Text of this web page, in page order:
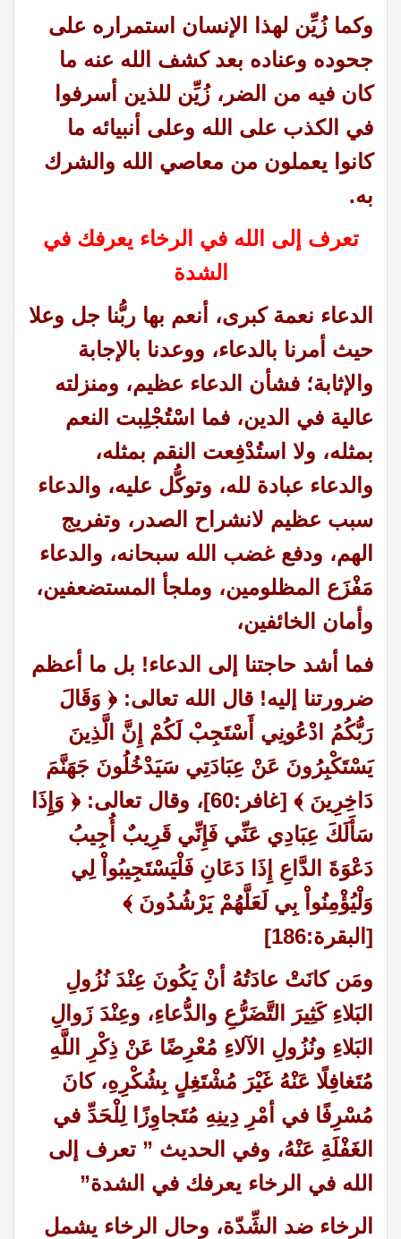
وكما زُيِّن لهذا الإنسان استمراره على
جحوده وعناده بعد كشف الله عنه ما
كان فيه من الضر، زُيِّن للذين أسرفوا
في الكذب على الله وعلى أنبيائه ما
كانوا يعملون من معاصي الله والشرك
به.
تعرف إلى الله في الرخاء يعرفك في
الشدة
الدعاء نعمة كبرى، أنعم بها ربُّنا جل وعلا
حيث أمرنا بالدعاء، ووعدنا بالإجابة
والإثابة؛ فشأن الدعاء عظيم، ومنزلته
عالية في الدين، فما اسْتُجْلِبت النعم
بمثله، ولا استُدْفِعت النقم بمثله،
والدعاء عبادة لله، وتوكُّل عليه، والدعاء
سبب عظيم لانشراح الصدر، وتفريج
الهم، ودفع غضب الله سبحانه، والدعاء
مَفْزَع المظلومين، وملجأ المستضعفين،
وأمان الخائفين،
فما أشد حاجتنا إلى الدعاء! بل ما أعظم
ضرورتنا إليه! قال الله تعالى: ﴿ وَقَالَ
رَبُّكُمُ ادْعُونِي أَسْتَجِبْ لَكُمْ إِنَّ الَّذِينَ
يَسْتَكْبِرُونَ عَنْ عِبَادَتِي سَيَدْخُلُونَ جَهَنَّمَ
دَاخِرِينَ ﴾ [غافر:60]، وقال تعالى
: ﴿ وَإِذَا
سَأَلَكَ عِبَادِي عَنِّي فَإِنِّي قَرِيبٌ أُجِيبُ
دَعْوَةَ الدَّاعِ إِذَا دَعَانِ فَلْيَسْتَجِيبُواْ لِي
وَلْيُؤْمِنُواْ بِي لَعَلَّهُمْ يَرْشُدُونَ ﴾
[ البقرة:186
]
ومَن كانَتْ عادَتُهُ أنْ يَكُونَ عِنْدَ نُزُولِ
البَلاءِ كَثِيرَ التَّضَرُّعِ والدُّعاءِ، وعِنْدَ زَوالِ
البَلاءِ ونُزُولِ الآلاءِ مُعْرِضًا عَنْ ذِكْرِ اللَّهِ
مُتَغافِلًا عَنْهُ غَيْرَ مُشْتَغِلٍ بِشُكْرِهِ، كانَ
مُسْرِفًا في أمْرِ دِينِهِ مُتَجاوِزًا لِلْحَدِّ في
الغَفْلَةِ عَنْهُ، وفي الحديث ” تعرف إلى
الله في الرخاء يعرفك في الشدة”
الرخاء ضد الشِّدّة، وحال الرخاء يشمل